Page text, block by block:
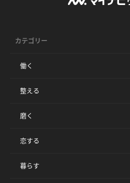
カテゴリー
働く
整える
磨く
恋する
暮らす